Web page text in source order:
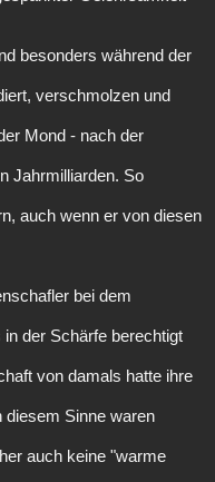
besonders während der
verschmolzen und
Mond - nach der
Jahrmilliarden. So
auch wenn er von diesen
bei dem
der Schärfe berechtigt
von damals hatte ihre
diesem Sinne waren
auch keine "warme